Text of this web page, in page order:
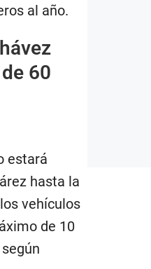
al año.
60
estará
hasta la
vehículos
de 10